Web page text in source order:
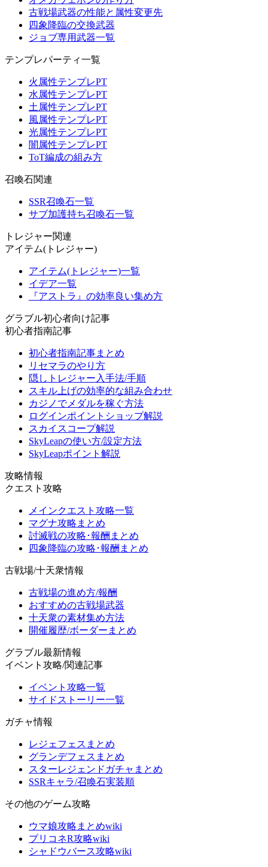
古戦場武器の性能と属性変更先
四象降臨の交換武器
ジョブ専用武器一覧
テンプレパーティ一覧
火属性テンプレPT
水属性テンプレPT
土属性テンプレPT
風属性テンプレPT
光属性テンプレPT
闇属性テンプレPT
ToT編成の組み方
召喚石関連
SSR召喚石一覧
サブ加護持ち召喚石一覧
トレジャー関連
アイテム(トレジャー)
アイテム(トレジャー)一覧
イデア一覧
『アストラ』の効率良い集め方
グラブル初心者向け記事
初心者指南記事
初心者指南記事まとめ
リセマラのやり方
隠しトレジャー入手法/手順
スキル上げの効率的な組み合わせ
カジノでメダルを稼ぐ方法
ログインポイントショップ解説
スカイスコープ解説
SkyLeapの使い方/設定方法
SkyLeapポイント解説
攻略情報
クエスト攻略
メインクエスト攻略一覧
マグナ攻略まとめ
討滅戦の攻略･報酬まとめ
四象降臨の攻略･報酬まとめ
古戦場/十天衆情報
古戦場の進め方/報酬
おすすめの古戦場武器
十天衆の素材集め方法
開催履歴/ボーダーまとめ
グラブル最新情報
イベント攻略/関連記事
イベント攻略一覧
サイドストーリー一覧
ガチャ情報
レジェフェスまとめ
グランデフェスまとめ
スターレジェンドガチャまとめ
SSRキャラ/召喚石実装順
その他のゲーム攻略
ウマ娘攻略まとめwiki
プリコネR攻略wiki
シャドウバース攻略wiki